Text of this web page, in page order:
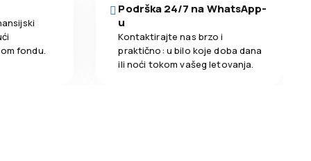
fondu.
Podrška 24/7 na WhatsApp-
u
Kontaktirajte nas brzo i
praktično: u bilo koje doba dana
ili noći tokom vašeg letovanja.